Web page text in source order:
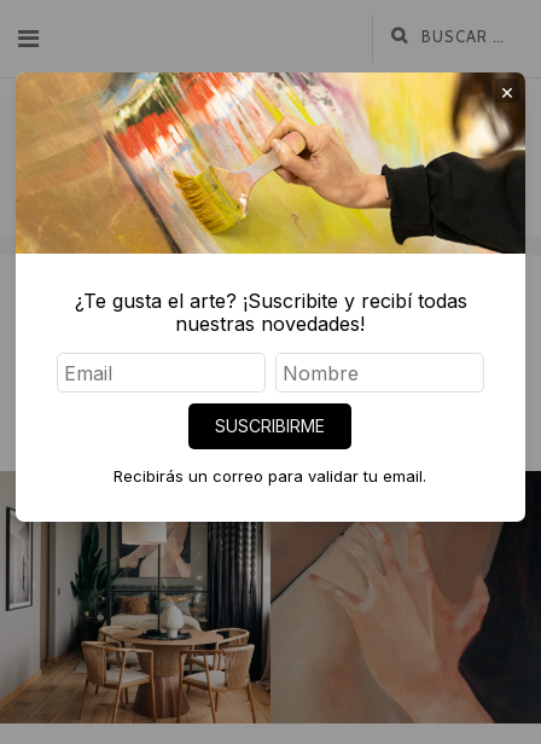
mayo 2, 2023
Experiencia Casa Living 2023
EXHIBICIONES
×
¿Te gusta el arte? ¡Suscribite y recibí todas
nuestras novedades!
SUSCRIBIRME
Recibirás un correo para validar tu email.